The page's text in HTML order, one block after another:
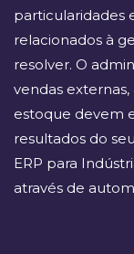
particularidades
relacionados à
resolver. O
vendas externas,
estoque devem
resultados do
ERP para
através de